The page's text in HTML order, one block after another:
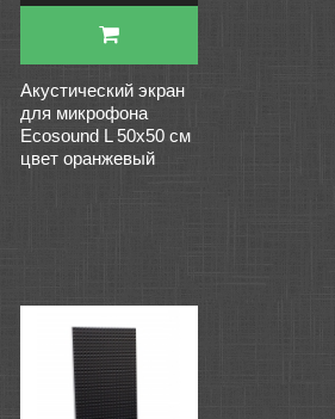
Акустический экран
для микрофона
Ecosound L 50х50 см
цвет оранжевый